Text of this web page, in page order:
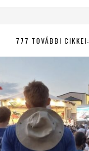
777 TOVÁBBI CIKKEI: